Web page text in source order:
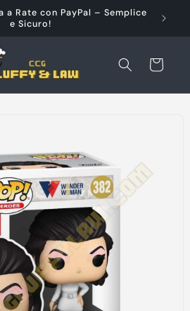
a Rate con PayPal – Semplice
e Sicuro!
Carrello